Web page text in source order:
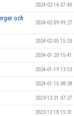
2024-02-14 07:40
och
2024-02-09 09:27
2024-02-05 15:33
2024-01-20 15:41
2024-01-19 13:53
2024-01-15 08:38
2023-12-21 07:27
2023-12-18 15:31